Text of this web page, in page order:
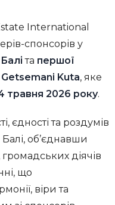
International
спонсорів у
та першої
Getsemani Kuta, яке
травня 2026 року.
єдності та роздумів
об’єднавши
діячів
що
віри та